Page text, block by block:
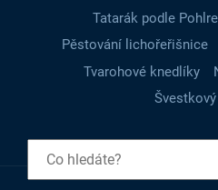
Tatarák podle
Pěstování lichořeřišnice
Tvarohové knedlíky